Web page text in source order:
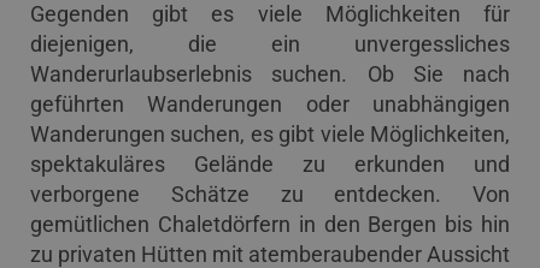
Gegenden gibt es viele Möglichkeiten für
diejenigen, die ein unvergessliches
Wanderurlaubserlebnis suchen. Ob Sie nach
geführten Wanderungen oder unabhängigen
Wanderungen suchen, es gibt viele Möglichkeiten,
spektakuläres Gelände zu erkunden und
verborgene Schätze zu entdecken. Von
gemütlichen Chaletdörfern in den Bergen bis hin
zu privaten Hütten mit atemberaubender Aussicht